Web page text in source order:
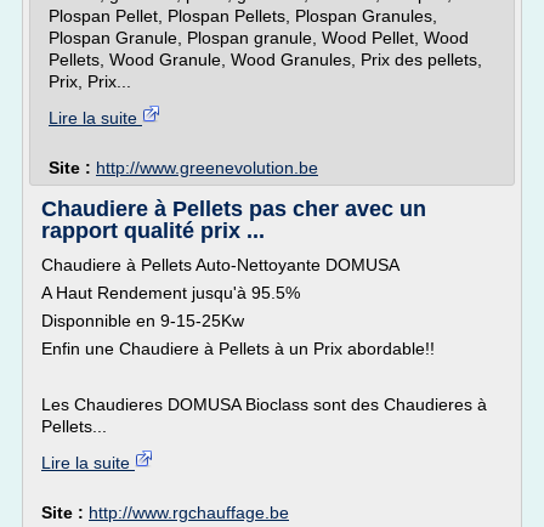
Plospan Pellet, Plospan Pellets, Plospan Granules,
Plospan Granule, Plospan granule, Wood Pellet, Wood
Pellets, Wood Granule, Wood Granules, Prix des pellets,
Prix, Prix...
Lire la suite
Site : http://www.greenevolution.be
Chaudiere à Pellets pas cher avec un
rapport qualité prix ...
Chaudiere à Pellets Auto-Nettoyante DOMUSA
A Haut Rendement jusqu'à 95.5%
Disponnible en 9-15-25Kw
Enfin une Chaudiere à Pellets à un Prix abordable!!
Les Chaudieres DOMUSA Bioclass sont des Chaudieres à
Pellets...
Lire la suite
Site : http://www.rgchauffage.be